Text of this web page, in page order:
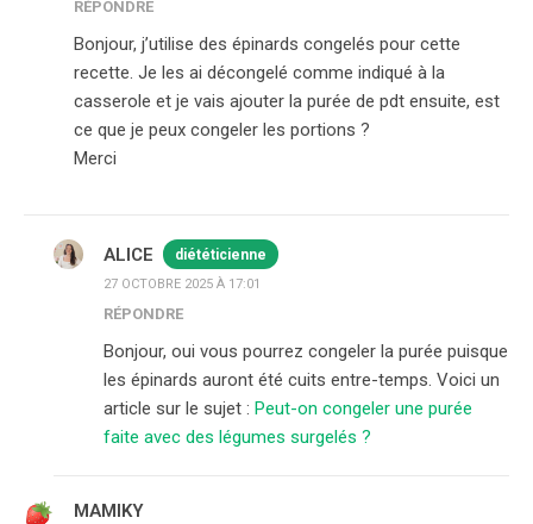
RÉPONDRE
Bonjour, j’utilise des épinards congelés pour cette
recette. Je les ai décongelé comme indiqué à la
casserole et je vais ajouter la purée de pdt ensuite, est
ce que je peux congeler les portions ?
Merci
ALICE diététicienne
27 OCTOBRE 2025 À 17:01
RÉPONDRE
Bonjour, oui vous pourrez congeler la purée puisque
les épinards auront été cuits entre-temps. Voici un
article sur le sujet : Peut-on congeler une purée
faite avec des légumes surgelés ?
MAMIKY